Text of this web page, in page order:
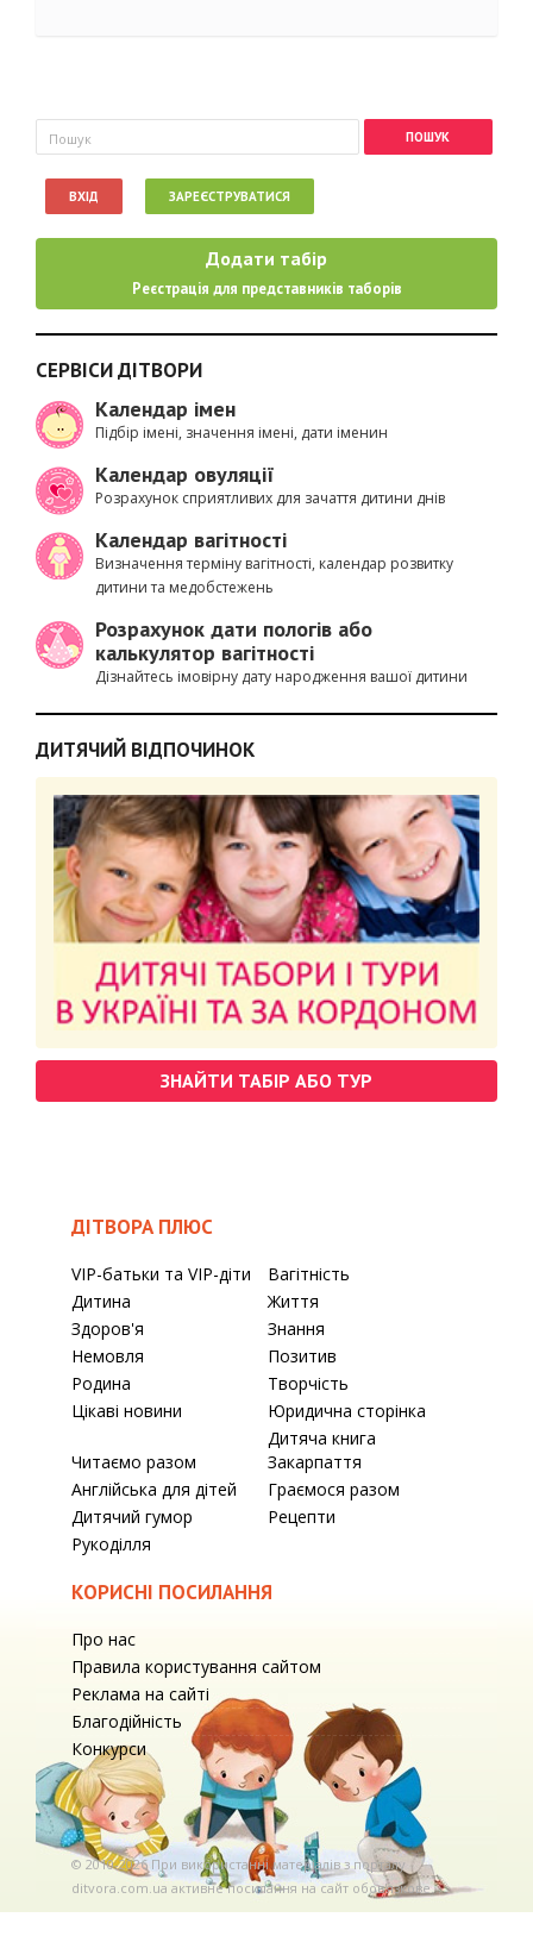
Пошукова форма
Пошук
ВХІД ЗАРЕЄСТРУВАТИСЯ
Додати табір
Реєстрація для представників таборів
СЕРВІСИ ДІТВОРИ
Календар імен
Підбір імені, значення імені, дати іменин
Календар овуляції
Розрахунок сприятливих для зачаття дитини днів
Календар вагітності
Визначення терміну вагітності, календар розвитку
дитини та медобстежень
Розрахунок дати пологів або
калькулятор вагітності
Дізнайтесь імовірну дату народження вашої дитини
ДИТЯЧИЙ ВІДПОЧИНОК
ЗНАЙТИ ТАБІР АБО ТУР
ДІТВОРА ПЛЮС
VIP-батьки та VIP-діти
Вагітність
Дитина
Життя
Здоров'я
Знання
Немовля
Позитив
Родина
Творчість
Цікаві новини
Юридична сторінка
Читаємо разом
Дитяча книга
Закарпаття
Англійська для дітей
Граємося разом
Дитячий гумор
Рецепти
Рукоділля
КОРИСНІ ПОСИЛАННЯ
Про нас
Правила користування сайтом
Реклама на сайті
Благодійність
Конкурси
© 2010-2026 При використаннi матерiалiв з порталу
ditvora.com.ua активне посилання на сайт обов'язкове. .